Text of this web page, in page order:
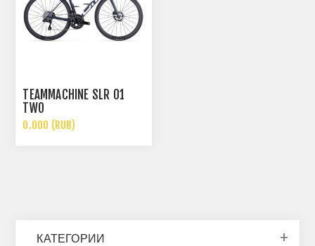
TEAMMACHINE SLR 01
TWO
0.000 (RUB)
КАТЕГОРИИ